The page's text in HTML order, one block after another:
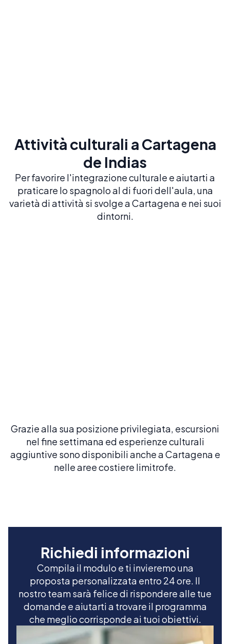
Attività culturali a Cartagena
de Indias
Per favorire l'integrazione culturale e aiutarti a
praticare lo spagnolo al di fuori dell'aula, una
varietà di attività si svolge a Cartagena e nei suoi
dintorni.
Grazie alla sua posizione privilegiata, escursioni
nel fine settimana ed esperienze culturali
aggiuntive sono disponibili anche a Cartagena e
nelle aree costiere limitrofe.
Richiedi informazioni
Compila il modulo e ti invieremo una
proposta personalizzata entro 24 ore. Il
nostro team sarà felice di rispondere alle tue
domande e aiutarti a trovare il programma
che meglio corrisponde ai tuoi obiettivi.